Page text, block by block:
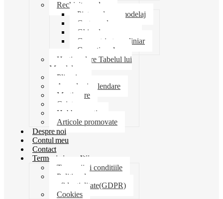
Rechizite scolare
Pictura desen modelaj
Creta scolara
Ghiozdane penare
Geometrie trusa liniar
Coperti scolare
Harti scolare Tabelul lui
Mendeleev
Plicuri
Agende si calendare
Martisoare
Caiete
Hobby creatie
Articole promovate
Despre noi
Contul meu
Contact
Termeni si conditii
Termenii si conditiile
Politica de
confidentialitate(GDPR)
Cookies